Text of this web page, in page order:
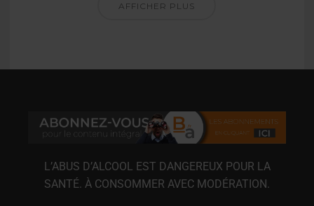
AFFICHER PLUS
L’ABUS D’ALCOOL EST DANGEREUX POUR LA
SANTÉ. À CONSOMMER AVEC MODÉRATION.